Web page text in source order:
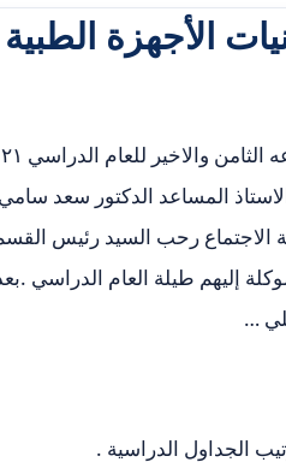
الأجهزة الطبية
القسم الاستاذ المساعد الدكتور سعد
رحب السيد رئيس
إليهم طيلة العام الدراسي
…